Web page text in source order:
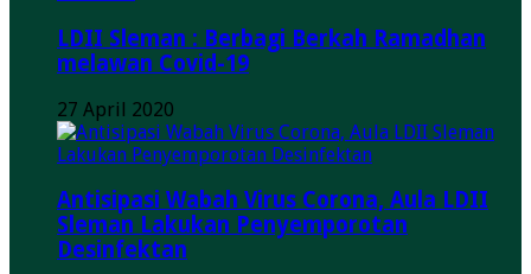
LDII Sleman : Berbagi Berkah Ramadhan
melawan Covid-19
27 April 2020
Antisipasi Wabah Virus Corona, Aula LDII
Sleman Lakukan Penyemporotan
Desinfektan